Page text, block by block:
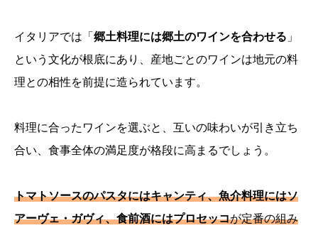
イタリアでは「 郷土料理には郷土のワインを合わせる 」
という文化が根底にあり、産地ごとのワインは地元の料
理との相性を前提に造られています。
料理に合ったワインを選ぶと、互いの味わいが引き立ち
合い、食事全体の満足度が格段に高まるでしょう。
トマトソースのパスタにはキャンティ、魚介料理にはソ
アーヴェ・ガヴィ、食前酒にはプロセッコが定番の組み